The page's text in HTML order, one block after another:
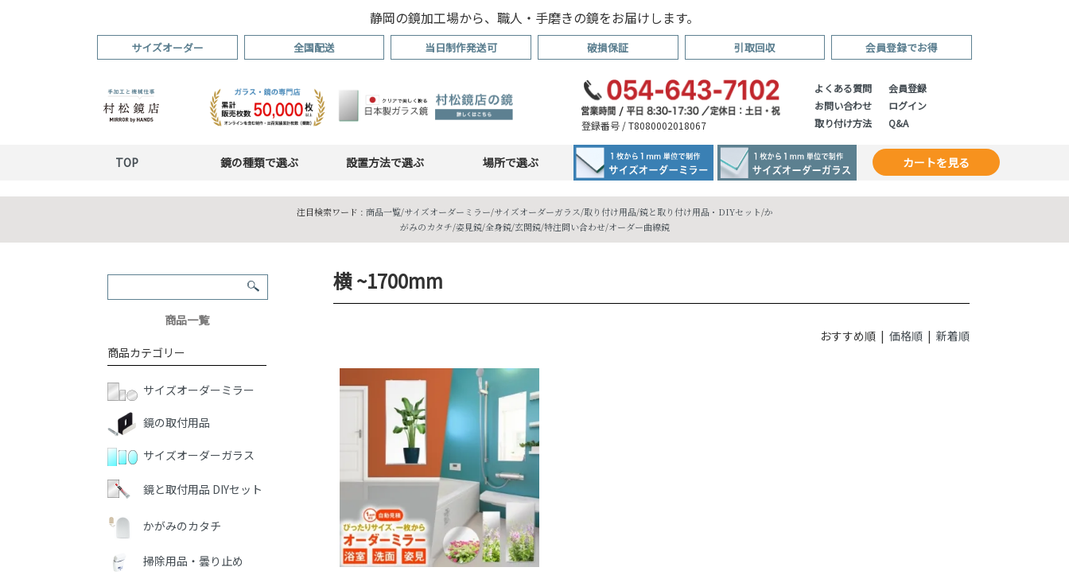
静岡の鏡加工場から、職人・手磨きの鏡をお届けします。
サイズオーダー 全国配送 当日制作発送可 破損保証 引取回収 会員登録でお得
登録番号 / T8080002018067
よくある質問
お問い合わせ
取り付け方法
会員登録
ログイン
Q&A
TOP 鏡の種類で選ぶ 設置方法で選ぶ 場所で選ぶ カートを見る
注目検索ワード : 商品一覧/サイズオーダーミラー/サイズオーダーガラス/取り付け用品/鏡と取り付け用品・DIYセット/か
がみのカタチ/姿見鏡/全身鏡/玄関鏡/特注問い合わせ/オーダー曲線鏡
横 ~1700mm
おすすめ順 | 価格順 | 新着順
商品一覧
商品カテゴリー
サイズオーダーミラー
鏡の取付用品
サイズオーダーガラス
鏡と取付用品 DIYセット
かがみのカタチ
掃除用品・曇り止め